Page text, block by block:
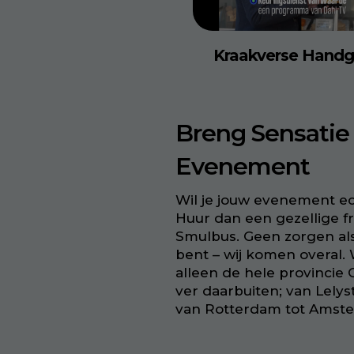
Kraakverse
Breng
Evenement
Wil je jouw evenement
Huur dan een gezellige
Smulbus. Geen zorgen
bent – wij komen overal.
alleen de hele provincie
ver daarbuiten; van
van Rotterdam tot